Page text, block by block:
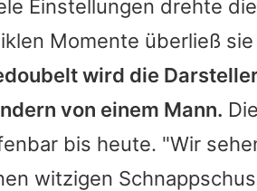
Einstellungen drehte
Momente überließ
wird die
von einem Mann.
bis heute. "Wir
witzigen